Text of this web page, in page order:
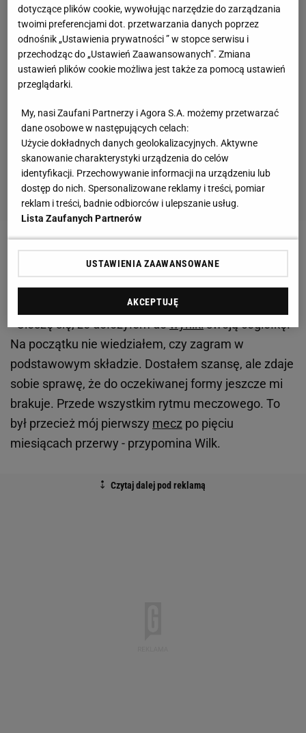
Wilk, były mistrz Polski w barwach Lecha Poznań,
zakończył zwycięski (2:0) mecz w Krakowie
przy bramce Martina Pribuli.
- Cieszę się, że dołożyłem dowynikiswoją cegiełkę.
Na początku nie wiedziałem, czy zagram w
podstawowym składzie. Dostałem szansę, ale zdaje
sobie sprawę, że do oczekiwanej formy jeszcze mi
brakuje. Przede wszystkim rytmu meczowego. To
był przecież mój pierwszy mecz po pięciu
miesiącach przerwy - przypomina Wilk.
dotyczące plików cookie, wywołując narzędzie do zarządzania
twoimi preferencjami dot. przetwarzania danych poprzez
odnośnik „Ustawienia prywatności ” w stopce serwisu i
przechodząc do „Ustawień Zaawansowanych”. Zmiana
ustawień plików cookie możliwa jest także za pomocą ustawień
przeglądarki.
My, nasi Zaufani Partnerzy i Agora S.A. możemy przetwarzać
dane osobowe w następujących celach:
Użycie dokładnych danych geolokalizacyjnych. Aktywne
skanowanie charakterystyki urządzenia do celów
identyfikacji. Przechowywanie informacji na urządzeniu lub
dostęp do nich. Spersonalizowane reklamy i treści, pomiar
reklam i treści, badnie odbiorców i ulepszanie usług.
Lista Zaufanych Partnerów
USTAWIENIA ZAAWANSOWANE
AKCEPTUJĘ